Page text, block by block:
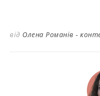
від Олена Романів -